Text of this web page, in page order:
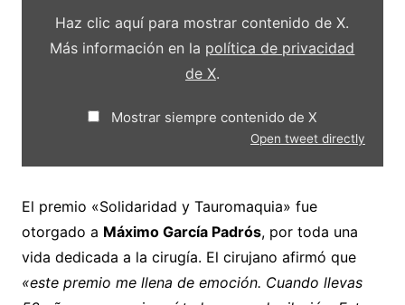
Haz clic aquí para mostrar contenido de X.
Más información en la política de privacidad
de X.
Mostrar siempre contenido de X
Open tweet directly
El premio «Solidaridad y Tauromaquia» fue
otorgado a Máximo García Padrós, por toda una
vida dedicada a la cirugía. El cirujano afirmó que
«este premio me llena de emoción. Cuando llevas